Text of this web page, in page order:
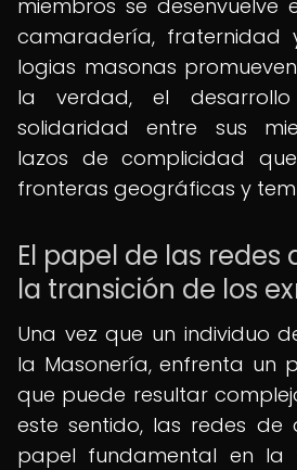
miembros se desenvuelve
camaradería, fraternidad
logias masonas
la verdad, el
solidaridad entre sus
lazos de complicidad
fronteras geográficas y
El papel de las redes
la transición de los
Una vez que un individuo
la Masonería, enfrenta un
que puede resultar
este sentido, las redes de
papel fundamental en la